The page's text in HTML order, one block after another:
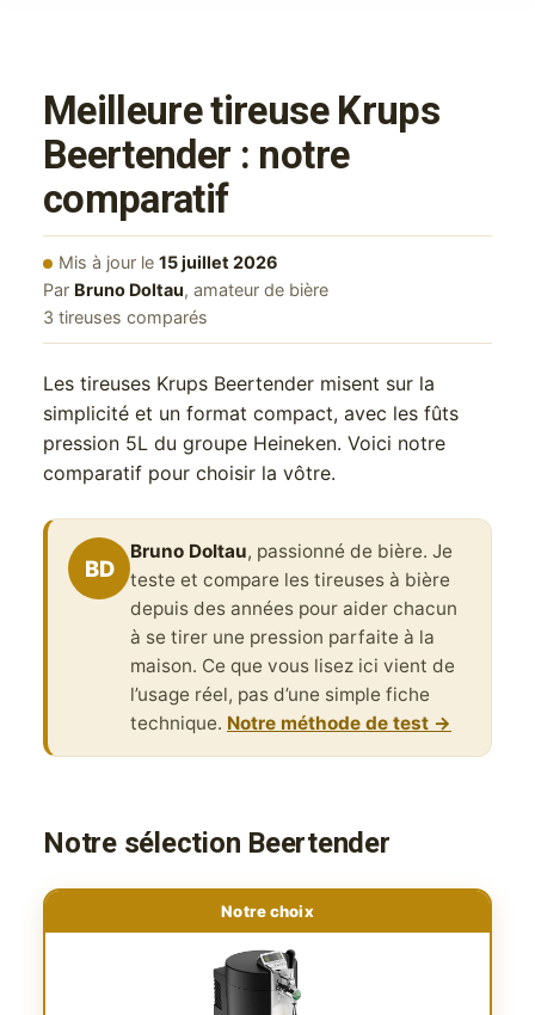
Meilleure tireuse Krups
Beertender : notre
comparatif
Mis à jour le 15 juillet 2026
Par Bruno Doltau, amateur de bière
3 tireuses comparés
Les tireuses Krups Beertender misent sur la
simplicité et un format compact, avec les fûts
pression 5L du groupe Heineken. Voici notre
comparatif pour choisir la vôtre.
BD
Bruno Doltau, passionné de bière. Je
teste et compare les tireuses à bière
depuis des années pour aider chacun
à se tirer une pression parfaite à la
maison. Ce que vous lisez ici vient de
l’usage réel, pas d’une simple fiche
technique. Notre méthode de test →
Notre sélection Beertender
Notre choix